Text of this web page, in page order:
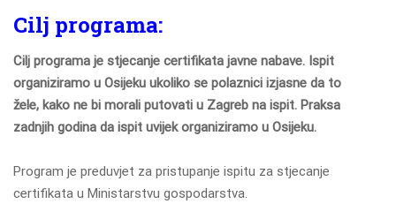
Cilj programa:
Cilj programa je stjecanje certifikata javne nabave. Ispit
organiziramo u Osijeku ukoliko se polaznici izjasne da to
žele, kako ne bi morali putovati u Zagreb na ispit. Praksa
zadnjih godina da ispit uvijek organiziramo u Osijeku.
Program je preduvjet za pristupanje ispitu za stjecanje
certifikata u Ministarstvu gospodarstva.